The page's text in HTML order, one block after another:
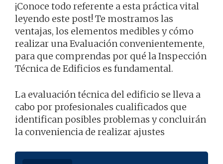
¡Conoce todo referente a esta práctica vital
leyendo este post! Te mostramos las
ventajas, los elementos medibles y cómo
realizar una Evaluación convenientemente,
para que comprendas por qué la Inspección
Técnica de Edificios es fundamental.
La evaluación técnica del edificio se lleva a
cabo por profesionales cualificados que
identifican posibles problemas y concluirán
la conveniencia de realizar ajustes